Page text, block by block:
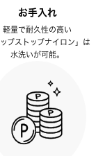
お手入れ
軽量で耐久性の高い
ップストップナイロン」は
水洗いが可能。